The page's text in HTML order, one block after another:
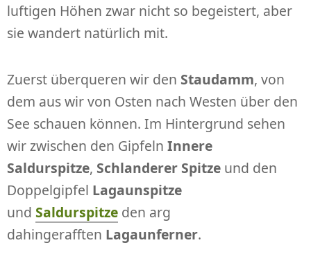
luftigen Höhen zwar nicht so begeistert, aber
sie wandert natürlich mit.
Zuerst überqueren wir den Staudamm, von
dem aus wir von Osten nach Westen über den
See schauen können. Im Hintergrund sehen
wir zwischen den Gipfeln Innere
Saldurspitze, Schlanderer Spitze und den
Doppelgipfel Lagaunspitze
und Saldurspitze den arg
dahingerafften Lagaunferner.